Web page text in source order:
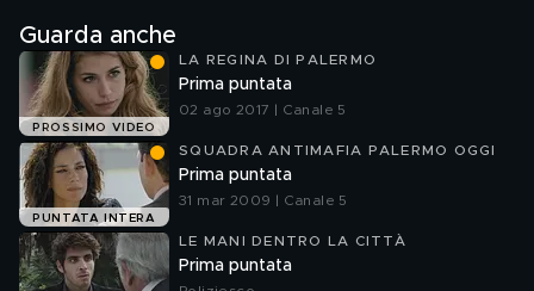
Guarda anche
PROSSIMO VIDEO
LA REGINA DI PALERMO
Prima puntata
02 ago 2017 | Canale 5
PUNTATA INTERA
SQUADRA ANTIMAFIA PALERMO OGGI
Prima puntata
31 mar 2009 | Canale 5
LE MANI DENTRO LA CITTÀ
Prima puntata